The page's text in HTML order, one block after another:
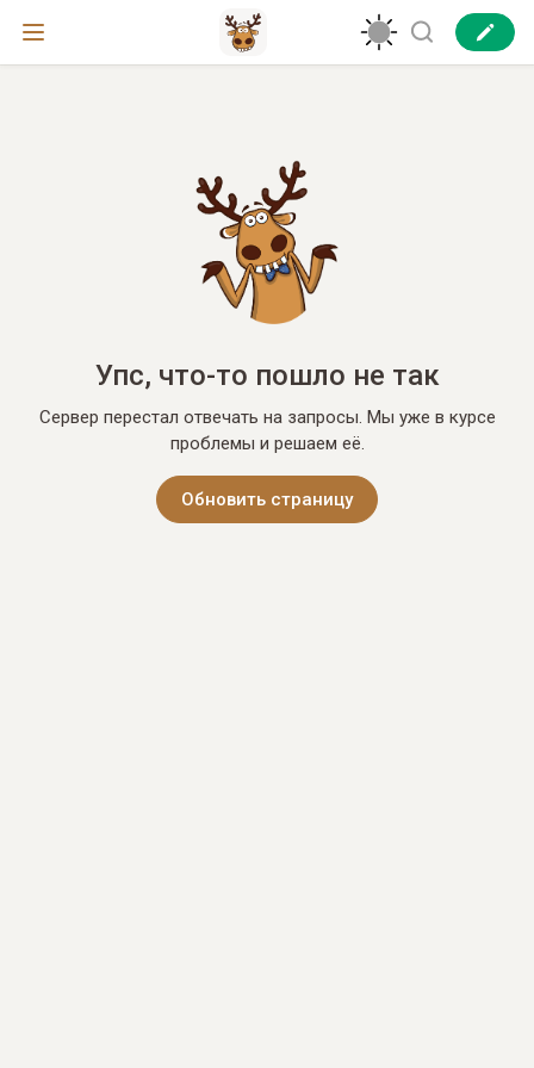
Упс, что-то пошло не так
Сервер перестал отвечать на запросы. Мы уже в курсе
проблемы и решаем её.
Обновить страницу